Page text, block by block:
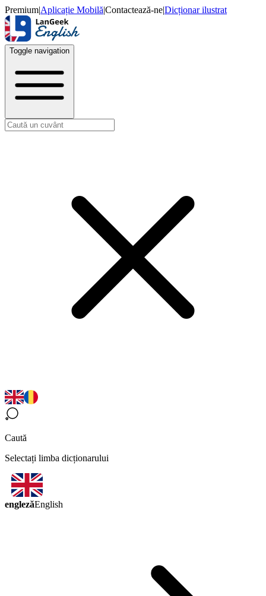
Premium|Aplicație Mobilă|Contactează-ne|Dicționar ilustrat
Toggle navigation
Caută
Selectați limba dicționarului
englezăEnglish